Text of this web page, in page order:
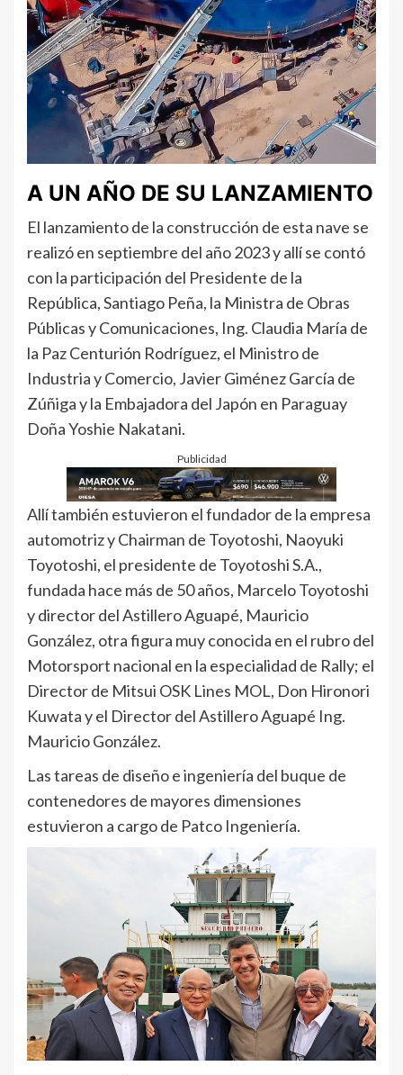
A UN AÑO DE SU LANZAMIENTO
El lanzamiento de la construcción de esta nave se
realizó en septiembre del año 2023 y allí se contó
con la participación del Presidente de la
República, Santiago Peña, la Ministra de Obras
Públicas y Comunicaciones, Ing. Claudia María de
la Paz Centurión Rodríguez, el Ministro de
Industria y Comercio, Javier Giménez García de
Zúñiga y la Embajadora del Japón en Paraguay
Doña Yoshie Nakatani.
Publicidad
Allí también estuvieron el fundador de la empresa
automotriz y Chairman de Toyotoshi, Naoyuki
Toyotoshi, el presidente de Toyotoshi S.A.,
fundada hace más de 50 años, Marcelo Toyotoshi
y director del Astillero Aguapé, Mauricio
González, otra figura muy conocida en el rubro del
Motorsport nacional en la especialidad de Rally; el
Director de Mitsui OSK Lines MOL, Don Hironori
Kuwata y el Director del Astillero Aguapé Ing.
Mauricio González.
Las tareas de diseño e ingeniería del buque de
contenedores de mayores dimensiones
estuvieron a cargo de Patco Ingeniería.